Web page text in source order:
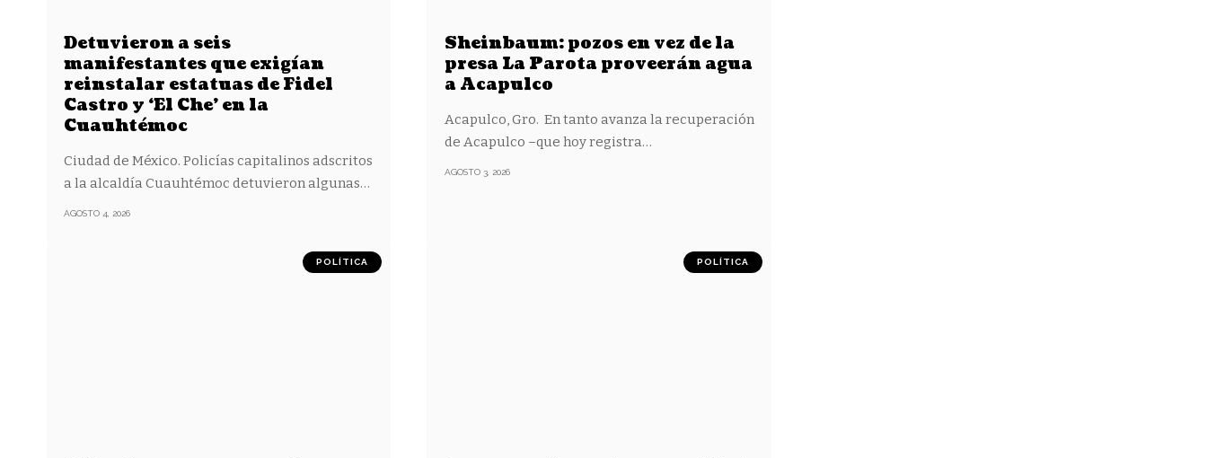
Detuvieron a seis
manifestantes que exigían
reinstalar estatuas de Fidel
Castro y ‘El Che’ en la
Cuauhtémoc
Ciudad de México. Policías capitalinos adscritos
a la alcaldía Cuauhtémoc detuvieron algunas…
AGOSTO 4, 2026
Sheinbaum: pozos en vez de la
presa La Parota proveerán agua
a Acapulco
Acapulco, Gro. En tanto avanza la recuperación
de Acapulco –que hoy registra…
AGOSTO 3, 2026
POLÍTICA POLÍTICA